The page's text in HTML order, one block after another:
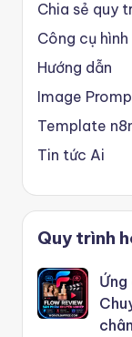
Chia sẻ quy
Công cụ hình
Hướng dẫn
Image
Template
Tin tức Ai
Quy trình
Ứng